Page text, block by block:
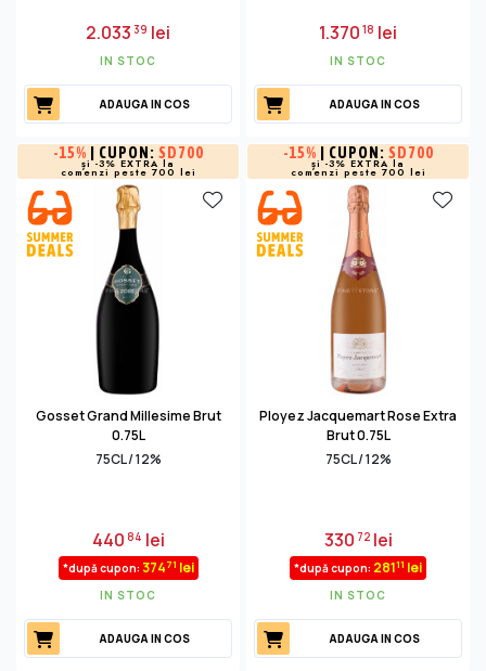
2.033 39 lei
IN STOC
ADAUGA IN COS
1.37018 lei
IN STOC
ADAUGA IN COS
-15% | CUPON: SD700
și -3% EXTRA la
comenzi peste 700 lei
Gosset Grand Millesime Brut
0.75L
75CL / 12%
44084 lei
*după cupon: 37471 lei
IN STOC
ADAUGA IN COS
-15% | CUPON: SD700
și -3% EXTRA la
comenzi peste 700 lei
Ployez Jacquemart Rose Extra
Brut 0.75L
75CL / 12%
330 72lei
*după cupon: 28111 lei
IN STOC
ADAUGA IN COS